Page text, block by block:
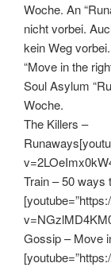
Woche. An
nicht vorbei.
kein Weg
“Move in the
Soul Asylum
Woche.
The Killers –
Train – 50 ways
Gossip – Move